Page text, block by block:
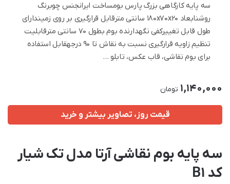
سه پایه کارگاهی بزرگ پارس بومساخت ایرانجنس چوبرنگ
روشنابعاد 180x70x20 سانتی مترقابل قرارگیری بر روی زمیندارای
طول قابل تغییرکفی نگهدارنده بوم بطول 70 سانتی مترقابلیت
تنظیم زاویه قرارگیری نسبت به نقاش تا 90 درجهقابل استفاده
برای بوم نقاشی، قاب عکس، تابلو …
1,140,000 تومان
قیمت روز، تصاویر بیشتر و خرید
سه پایه بوم نقاشی آرتا مدل تک شیار
کد B1